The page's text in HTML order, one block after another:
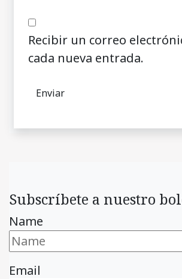
Recibir un correo
cada nueva entrada.
Subscríbete a nuestro
Name
Email